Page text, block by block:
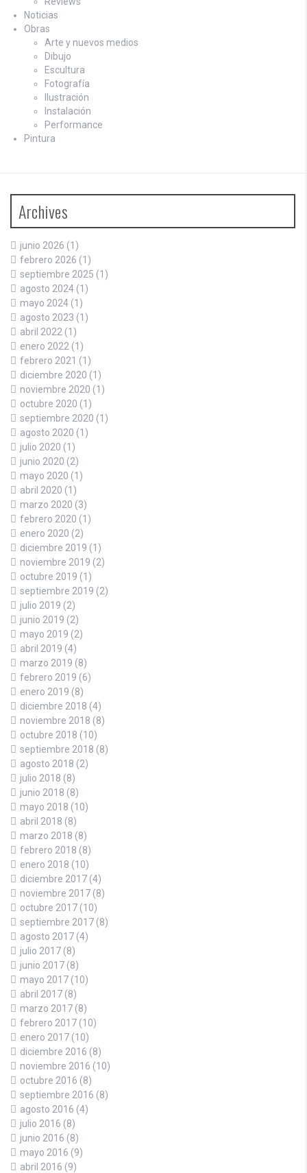
Noticias
Obras
Arte y nuevos medios
Dibujo
Escultura
Fotografía
Ilustración
Instalación
Performance
Pintura
Archives
junio 2026 (1)
febrero 2026 (1)
septiembre 2025 (1)
agosto 2024 (1)
mayo 2024 (1)
agosto 2023 (1)
abril 2022 (1)
enero 2022 (1)
febrero 2021 (1)
diciembre 2020 (1)
noviembre 2020 (1)
octubre 2020 (1)
septiembre 2020 (1)
agosto 2020 (1)
julio 2020 (1)
junio 2020 (2)
mayo 2020 (1)
abril 2020 (1)
marzo 2020 (3)
febrero 2020 (1)
enero 2020 (2)
diciembre 2019 (1)
noviembre 2019 (2)
octubre 2019 (1)
septiembre 2019 (2)
julio 2019 (2)
junio 2019 (2)
mayo 2019 (2)
abril 2019 (4)
marzo 2019 (8)
febrero 2019 (6)
enero 2019 (8)
diciembre 2018 (4)
noviembre 2018 (8)
octubre 2018 (10)
septiembre 2018 (8)
agosto 2018 (2)
julio 2018 (8)
junio 2018 (8)
mayo 2018 (10)
abril 2018 (8)
marzo 2018 (8)
febrero 2018 (8)
enero 2018 (10)
diciembre 2017 (4)
noviembre 2017 (8)
octubre 2017 (10)
septiembre 2017 (8)
agosto 2017 (4)
julio 2017 (8)
junio 2017 (8)
mayo 2017 (10)
abril 2017 (8)
marzo 2017 (8)
febrero 2017 (10)
enero 2017 (10)
diciembre 2016 (8)
noviembre 2016 (10)
octubre 2016 (8)
septiembre 2016 (8)
agosto 2016 (4)
julio 2016 (8)
junio 2016 (8)
mayo 2016 (9)
abril 2016 (9)